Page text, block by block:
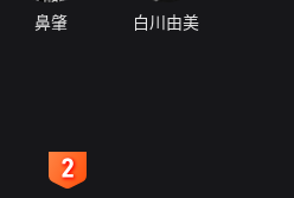
鼻肇 白川由美